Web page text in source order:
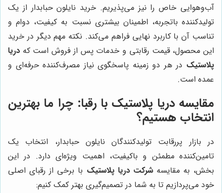
آب‌وهوایی خاص را نیز می‌پذیریم. خرید نایلون حبابدار از یک
تولیدکننده باتجربه، اطمینان بیشتری نسبت به کیفیت، دوام و
تناسب آن با کاربرد نهایی فراهم می‌کند. نکته مهم دیگر در خرید
این محصول، قیمت رقابتی و خدمات پس از فروش است که دریا
پلاستیک در هر دو زمینه پاسخگوی نیاز مصرف‌کننده حرفه‌ای و
عمده است.
مقایسه دریا پلاستیک با رقبا: چرا ما بهترین
انتخاب هستیم؟
در بازار پررقابت تولیدکنندگان نایلون حبابدار، انتخاب یک
تامین‌کننده مطمئن و باکیفیت، اهمیت ویژه‌ای دارد. در این
بخش، به مقایسهشرکت دریا پلاستیک با برخی از رقبای اصلی
خود می‌پردازیم تا به شما در تصمیم‌گیری بهتر کمک کنیم: